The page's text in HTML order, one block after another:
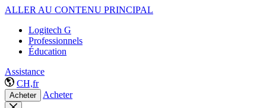
ALLER AU CONTENU PRINCIPAL
Logitech G
Professionnels
Éducation
Assistance
CH,fr
Acheter Acheter